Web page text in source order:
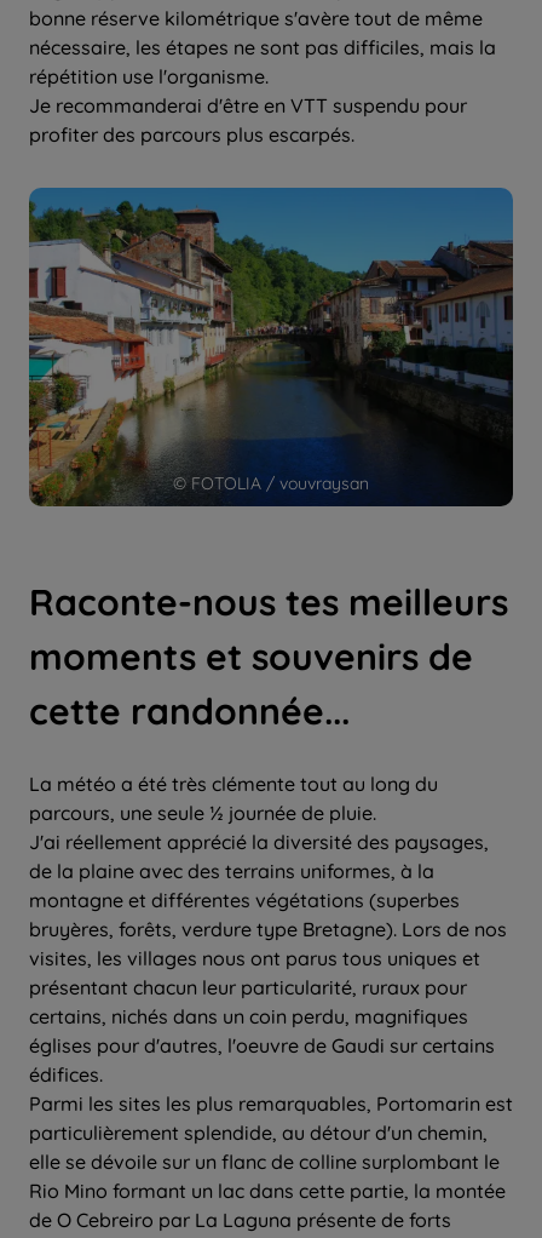
© FOTOLIA / vouvraysan
bonne réserve kilométrique s'avère tout de même
nécessaire, les étapes ne sont pas difficiles, mais la
répétition use l'organisme.
Je recommanderai d'être en VTT suspendu pour
profiter des parcours plus escarpés.
Raconte-nous tes meilleurs
moments et souvenirs de
cette randonnée...
La météo a été très clémente tout au long du
parcours, une seule ½ journée de pluie.
J'ai réellement apprécié la diversité des paysages,
de la plaine avec des terrains uniformes, à la
montagne et différentes végétations (superbes
bruyères, forêts, verdure type Bretagne). Lors de nos
visites, les villages nous ont parus tous uniques et
présentant chacun leur particularité, ruraux pour
certains, nichés dans un coin perdu, magnifiques
églises pour d'autres, l'oeuvre de Gaudi sur certains
édifices.
Parmi les sites les plus remarquables, Portomarin est
particulièrement splendide, au détour d'un chemin,
elle se dévoile sur un flanc de colline surplombant le
Rio Mino formant un lac dans cette partie, la montée
de O Cebreiro par La Laguna présente de forts